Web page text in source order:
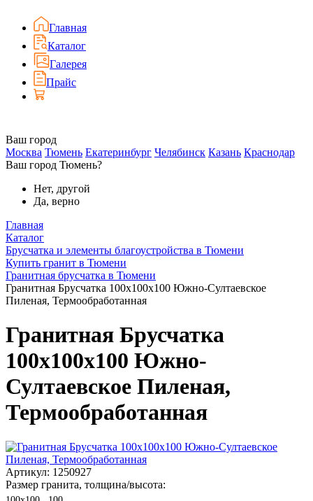
Главная
Каталог
Галерея
Прайс
Ваш город
Москва Тюмень Екатеринбург Челябинск Казань Краснодар
Ваш город Тюмень?
Нет, другой
Да, верно
Главная
Каталог
Брусчатка и элементы благоустройства в Тюмени
Купить гранит в Тюмени
Гранитная брусчатка в Тюмени
Гранитная Брусчатка 100х100x100 Южно-Султаевское
Пиленая, Термообработанная
Гранитная Брусчатка
100х100x100 Южно-
Султаевское Пиленая,
Термообработанная
Артикул: 1250927
Размер гранита, толщина/высота: